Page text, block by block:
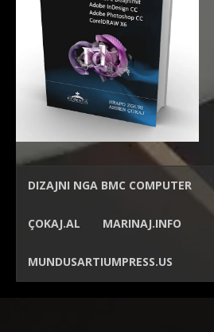
DIZAJNI NGA BMC COMPUTER
ÇOKAJ.AL MARINAJ.INFO
MUNDUSARTIUMPRESS.US